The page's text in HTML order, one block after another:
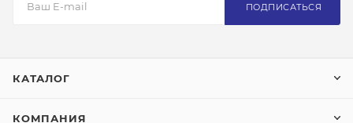
ПОДПИСАТЬСЯ
КАТАЛОГ
КОМПАНИЯ